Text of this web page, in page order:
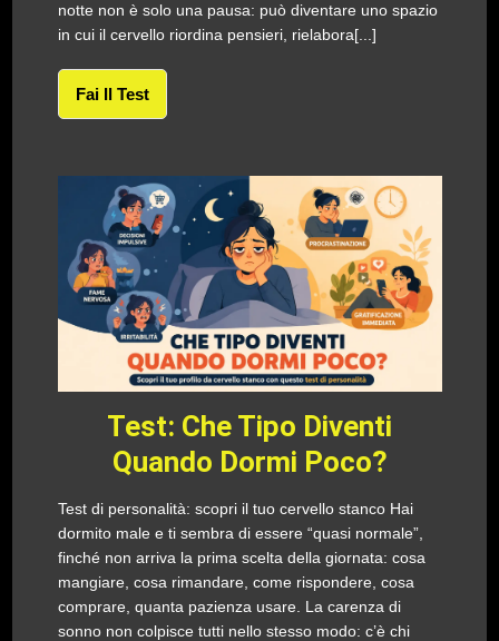
notte non è solo una pausa: può diventare uno spazio
in cui il cervello riordina pensieri, rielabora[...]
Fai Il Test
Test: Che Tipo Diventi
Quando Dormi Poco?
Test di personalità: scopri il tuo cervello stanco Hai
dormito male e ti sembra di essere “quasi normale”,
finché non arriva la prima scelta della giornata: cosa
mangiare, cosa rimandare, come rispondere, cosa
comprare, quanta pazienza usare. La carenza di
sonno non colpisce tutti nello stesso modo: c’è chi